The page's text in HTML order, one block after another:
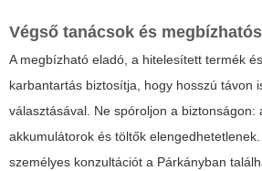
Végső tanácsok és
A megbízható eladó, a hitelesített termék
karbantartás biztosítja, hogy hosszú távon
választásával. Ne spóroljon a biztonságon:
akkumulátorok és töltők
személyes konzultációt a Párkányban